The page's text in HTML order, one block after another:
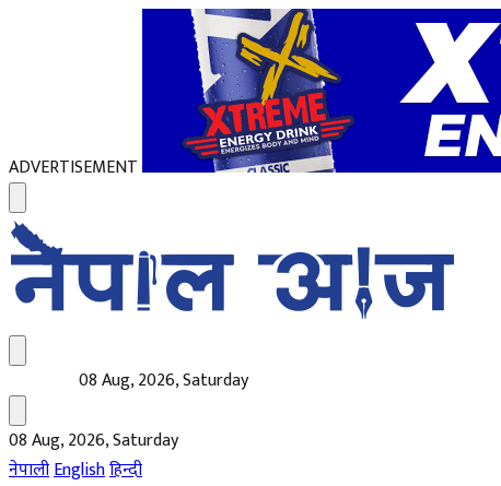
ADVERTISEMENT
08 Aug, 2026, Saturday
08 Aug, 2026, Saturday
नेपालीEnglishहिन्दी